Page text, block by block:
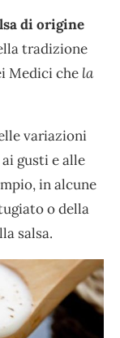
di origine
tradizione
Medici che la
variazioni
gusti e alle
in alcune
o della
salsa.